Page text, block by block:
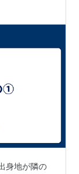
身地が隣の